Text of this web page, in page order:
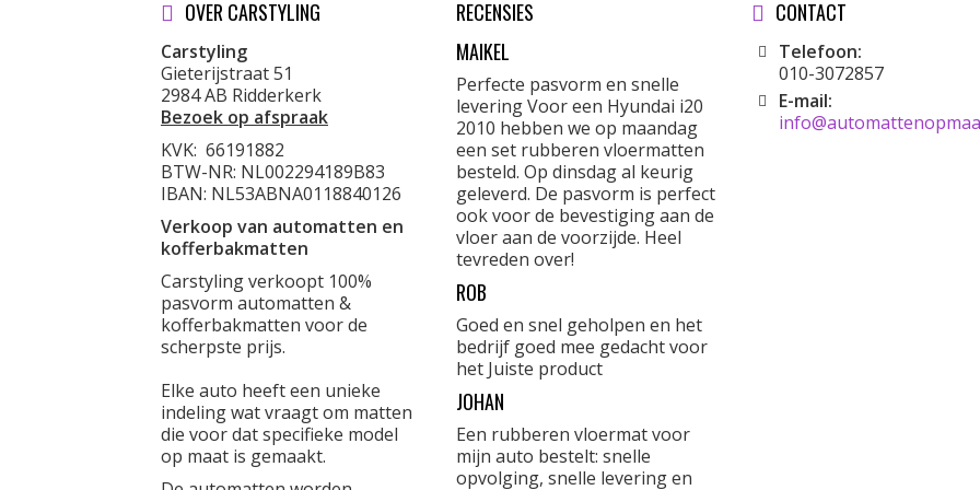
OVER CARSTYLING
Carstyling
Gieterijstraat 51
2984 AB Ridderkerk
Bezoek op afspraak
KVK: 66191882
BTW-NR: NL002294189B83
IBAN: NL53ABNA0118840126
Verkoop van automatten en
kofferbakmatten
Carstyling verkoopt 100%
pasvorm automatten &
kofferbakmatten voor de
scherpste prijs.
Elke auto heeft een unieke
indeling wat vraagt om matten
die voor dat specifieke model
op maat is gemaakt.
RECENSIES
MAIKEL
Perfecte pasvorm en snelle
levering Voor een Hyundai i20
2010 hebben we op maandag
een set rubberen vloermatten
besteld. Op dinsdag al keurig
geleverd. De pasvorm is perfect
ook voor de bevestiging aan de
vloer aan de voorzijde. Heel
tevreden over!
ROB
Goed en snel geholpen en het
bedrijf goed mee gedacht voor
het Juiste product
JOHAN
Een rubberen vloermat voor
mijn auto bestelt: snelle
opvolging, snelle levering en
CONTACT
Telefoon:
010-3072857
E-mail: